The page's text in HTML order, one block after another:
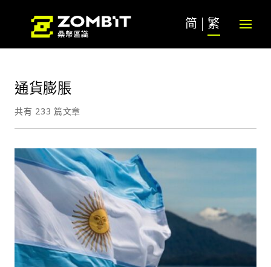
简 繁
通貨膨脹
共有 233 篇文章